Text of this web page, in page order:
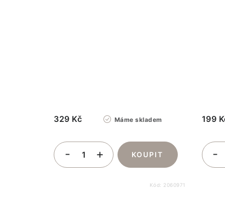
Máme skladem
329 Kč
Kód: 2060971
199